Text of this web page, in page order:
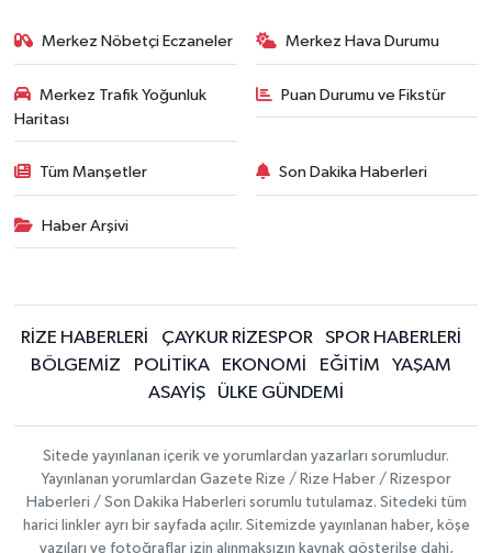
Merkez Nöbetçi Eczaneler Merkez Hava Durumu
Merkez Trafik Yoğunluk
Haritası
Puan Durumu ve Fikstür
Tüm Manşetler Son Dakika Haberleri
Haber Arşivi
RİZE HABERLERİ ÇAYKUR RİZESPOR
SPOR HABERLERİ
BÖLGEMİZ
POLİTİKA EKONOMİ EĞİTİM
YAŞAM
ASAYİŞ
ÜLKE GÜNDEMİ
Sitede yayınlanan içerik ve yorumlardan yazarları sorumludur.
Yayınlanan yorumlardan Gazete Rize / Rize Haber / Rizespor
Haberleri / Son Dakika Haberleri sorumlu tutulamaz. Sitedeki tüm
harici linkler ayrı bir sayfada açılır. Sitemizde yayınlanan haber, köşe
yazıları ve fotoğraflar izin alınmaksızın kaynak gösterilse dahi,